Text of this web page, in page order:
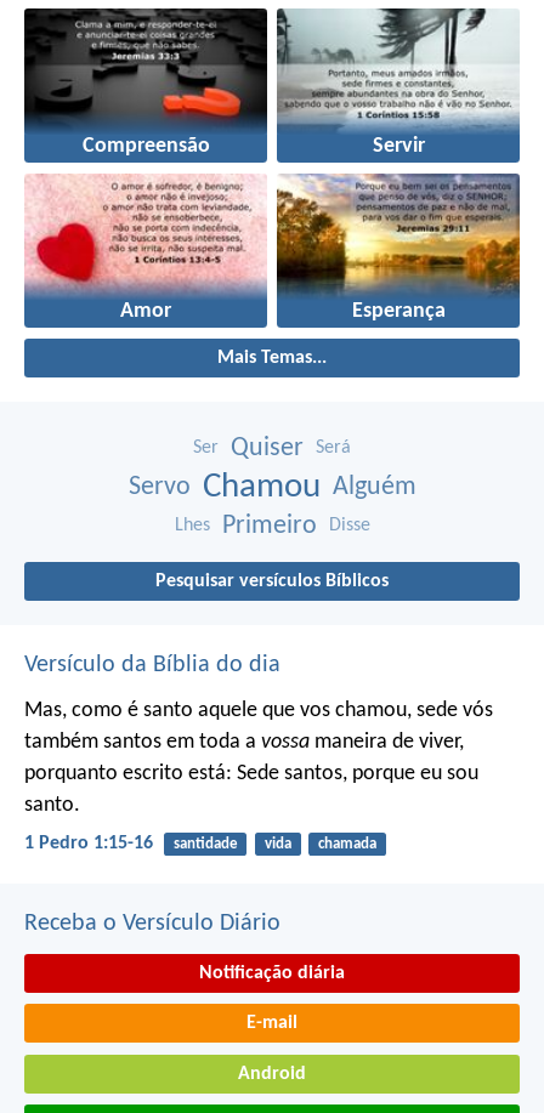
Compreensão Servir
Amor Esperança
Mais Temas...
Ser Quiser Será
Servo Chamou Alguém
Lhes Primeiro Disse
Pesquisar versículos Bíblicos
Versículo da Bíblia do dia
Mas, como é santo aquele que vos chamou, sede vós
também santos em toda a vossa maneira de viver,
porquanto escrito está: Sede santos, porque eu sou
santo.
1 Pedro 1:15-16 santidade vida chamada
Receba o Versículo Diário
Notificação diária
E-mail
Android